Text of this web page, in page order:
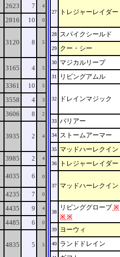
2623 7 4
2816 10 0
3120 8 5
3165 4 5
3361 10 5
3558 4 3
3606 8 2
3935 2 4
3985 2 4
4035 6 0
4235 7 0
4435 9 4
4485 6 0
4835 5 5
27 トレジャーレイダー
28 スパイクシールド
29 クー・シー
30 マジカルリープ
31 リビングアムル
32 ドレインマジック
33 バリアー
34 ストームアーマー
35 マッドハーレクイン
36 トレジャーレイダー
37 マッドハーレクイン
38
リビンググローブ ※
※ ※
39 ヨーウィ
40 ランドドレイン